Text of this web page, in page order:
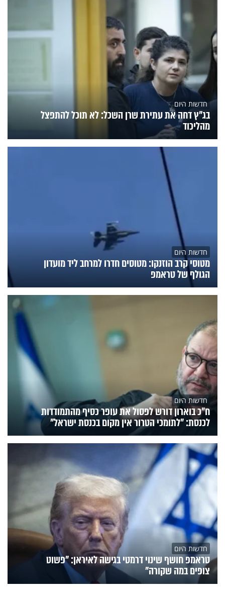
חדשות היום
בג"ץ דחה את עתירת שרן השכל: לא תוכל להתפצל
מהליכוד
חדשות היום
מטוסי קרב הוזנקו: מטוסים חדרו למרחב ליד מועדון
הגולף של טראמפ
חדשות היום
ח״כ בוארון דורש לפסול את עופר כסיף מהתמודדות
לכנסת: "לתומכי הטרור אין מקום בכנסת ישראל"
חדשות היום
טראמפ חושף שינוי דרמטי בגישה לאיראן: "פשוט
צופים במה שקורה"